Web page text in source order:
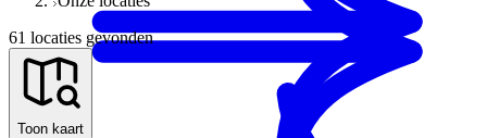
61 locaties gevonden
Toon kaart